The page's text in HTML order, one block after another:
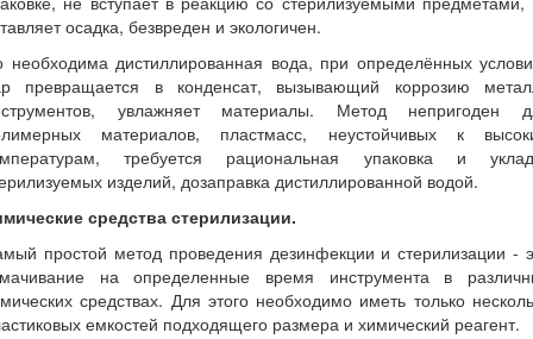
осадка, безвреден и экологичен.
необходима дистиллированная вода, при определённых
превращается в конденсат, вызывающий коррозию
увлажняет материалы. Метод непригоден
материалов, пластмасс, неустойчивых к
требуется рациональная упаковка и
изделий, дозаправка дистиллированной водой.
средства стерилизации.
простой метод проведения дезинфекции и стерилизации -
на определенные время инструмента в
средствах. Для этого необходимо иметь только
емкостей подходящего размера и химический реагент.